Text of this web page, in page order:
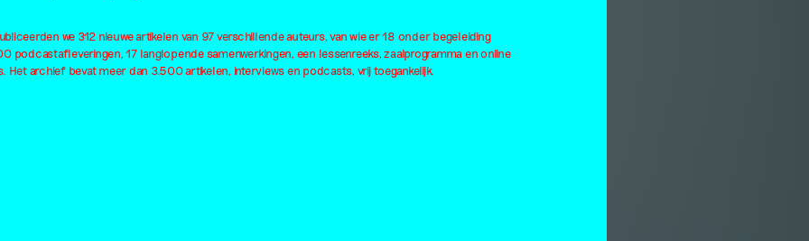
we 312 nieuwe artikelen van 97 verschillende auteurs, van wie er 18 onder begeleiding
podcastafleveringen, 17 langlopende samenwerkingen, een lessenreeks, zaalprogramma en online
Het archief bevat meer dan 3.500 artikelen, interviews en podcasts, vrij toegankelijk.